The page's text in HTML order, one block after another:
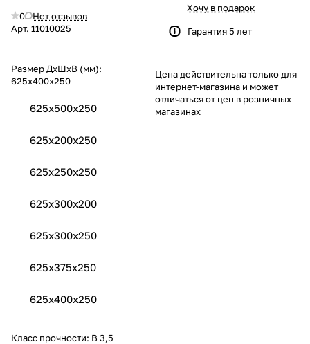
0
Нет отзывов
Арт. 11010025
Размер ДхШхВ (мм):
625x400x250
625x500x250
625x200x250
625x250x250
625x300х200
625x300x250
625x375x250
625x400x250
Класс прочности: B 3,5
Хочу в подарок
Гарантия 5 лет
Цена действительна только для
интернет-магазина и может
отличаться от цен в розничных
магазинах